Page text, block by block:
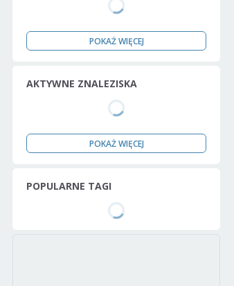
POKAŻ WIĘCEJ
AKTYWNE ZNALEZISKA
POKAŻ WIĘCEJ
POPULARNE TAGI